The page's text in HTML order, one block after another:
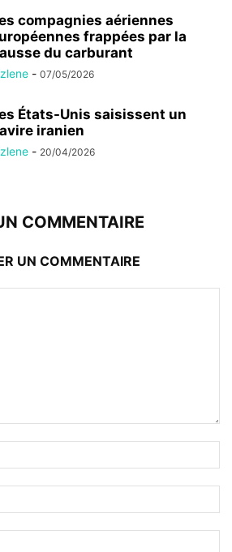
compagnies aériennes
frappées par la
du carburant
- 07/05/2026
États-Unis saisissent un
iranien
- 20/04/2026
COMMENTAIRE
UN COMMENTAIRE